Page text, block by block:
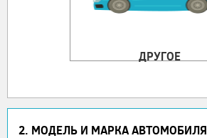
ДРУГОЕ
2. МОДЕЛЬ И МАРКА АВТОМОБИЛЯ